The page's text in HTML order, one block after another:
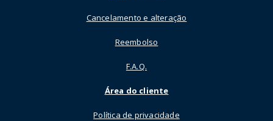
Cancelamento e alteração
Reembolso
F.A.Q.
Área do cliente
Política de privacidade